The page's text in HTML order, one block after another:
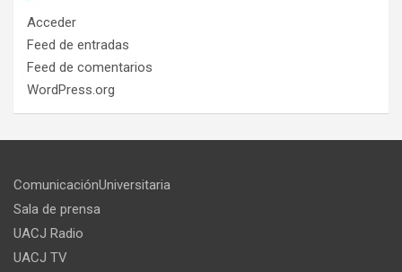
Acceder
Feed de entradas
Feed de comentarios
WordPress.org
ComunicaciónUniversitaria
Sala de prensa
UACJ Radio
UACJ TV